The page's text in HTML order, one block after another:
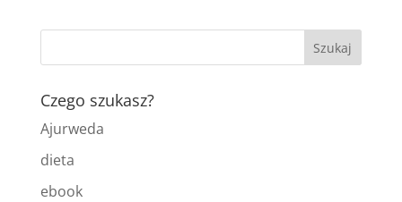
Czego szukasz?
Ajurweda
dieta
ebook